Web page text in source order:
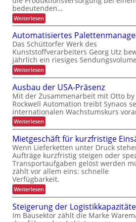
t
s
n
n
e
r
b
e
t
r
e
b
l
i
c
h
e
n
L
a
s
t
e
n
a
c
h
t
u
n
d
G
e
p
ä
c
k
e
n
t
e
E
-
Z
i
g
a
r
t
t
e
n
r
e
P
r
o
z
e
s
s
r
ü
c
k
m
e
l
d
u
n
g
bedeutenden…
Weiterlesen:
S
e
q
u
e
n
z
l
i
e
f
e
r
u
n
g
d
a
n
k
A
i
m
t
e
c
D
C
I
Automatisiertes
Das Schüttorfer Werk des
Kunststoffverarbeiters Georg Utz
jährlich ein riesiges
Weiterlesen:
A
u
t
o
m
a
t
i
s
i
e
r
t
e
s
P
a
l
t
t
Ausbau der USA-Präsenz
Mit der Zusammenarbeit mit Otto by
Rockwell Automation treibt Synaos
internationalen Wachstumskurs
Weiterlesen:
A
u
s
b
a
u
d
e
r
U
S
A
-
P
Mietgeschäft für kurzfristige
Wenn Lieferketten unter Druck
Aufträge kurzfristig steigen oder
Transportaufgaben gelöst werden
zählt vor allem eins: schnelle
Verfügbarkeit.
Weiterlesen:
M
e
t
Steigerung der
Im Bausektor zählt die Marke